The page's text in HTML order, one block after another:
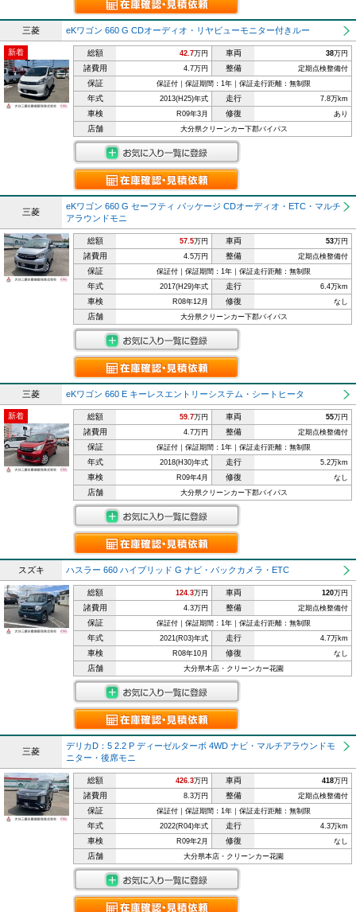
三菱 eKワゴン 660 G CDオーディオ・リヤビューモニター付きルー
新着 総額 42.7万円 車両 38万円
諸費用 4.7万円 整備 定期点検整備付
保証 保証付｜保証期間：1年｜保証走行距離：無制限
年式 2013(H25)年式 走行 7.8万km
車検 R09年3月 修復 あり
店舗 大分県クリーンカー下郡バイパス
三菱
eKワゴン 660 G セーフティ パッケージ CDオーディオ・ETC・マルチ
アラウンドモニ
総額 57.5万円 車両 53万円
諸費用 4.5万円 整備 定期点検整備付
保証 保証付｜保証期間：1年｜保証走行距離：無制限
年式 2017(H29)年式 走行 6.4万km
車検 R08年12月 修復 なし
店舗 大分県クリーンカー下郡バイパス
三菱 eKワゴン 660 E キーレスエントリーシステム・シートヒータ
新着 総額 59.7万円 車両 55万円
諸費用 4.7万円 整備 定期点検整備付
保証 保証付｜保証期間：1年｜保証走行距離：無制限
年式 2018(H30)年式 走行 5.2万km
車検 R09年4月 修復 なし
店舗 大分県クリーンカー下郡バイパス
スズキ ハスラー 660 ハイブリッド G ナビ・バックカメラ・ETC
総額 124.3万円 車両 120万円
諸費用 4.3万円 整備 定期点検整備付
保証 保証付｜保証期間：1年｜保証走行距離：無制限
年式 2021(R03)年式 走行 4.7万km
車検 R08年10月 修復 なし
店舗 大分県本店・クリーンカー花園
三菱
デリカD：5 2.2 P ディーゼルターボ 4WD ナビ・マルチアラウンドモ
ニター・後席モニ
総額 426.3万円 車両 418万円
諸費用 8.3万円 整備 定期点検整備付
保証 保証付｜保証期間：1年｜保証走行距離：無制限
年式 2022(R04)年式 走行 4.3万km
車検 R09年2月 修復 なし
店舗 大分県本店・クリーンカー花園